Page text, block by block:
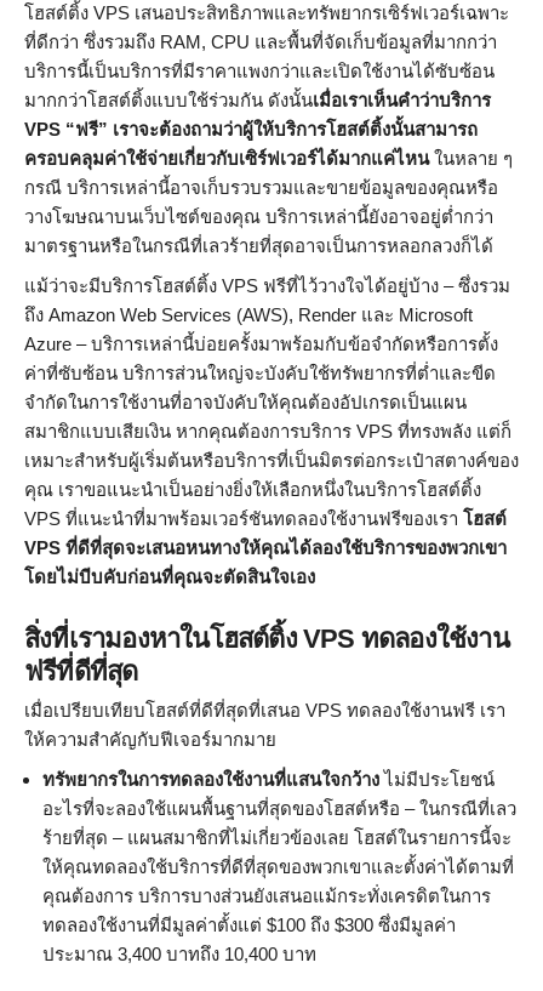
โฮสต์ติ้ง VPS เสนอประสิทธิภาพและทรัพยากรเซิร์ฟเวอร์เฉพาะ
ที่ดีกว่า ซึ่งรวมถึง RAM, CPU และพื้นที่จัดเก็บข้อมูลที่มากกว่า
บริการนี้เป็นบริการที่มีราคาแพงกว่าและเปิดใช้งานได้ซับซ้อน
มากกว่าโฮสต์ติ้งแบบใช้ร่วมกัน ดังนั้นเมื่อเราเห็นคำว่าบริการ
VPS “ฟรี” เราจะต้องถามว่าผู้ให้บริการโฮสต์ติ้งนั้นสามารถ
ครอบคลุมค่าใช้จ่ายเกี่ยวกับเซิร์ฟเวอร์ได้มากแค่ไหนในหลาย ๆ
กรณี บริการเหล่านี้อาจเก็บรวบรวมและขายข้อมูลของคุณหรือ
วางโฆษณาบนเว็บไซต์ของคุณ บริการเหล่านี้ยังอาจอยู่ต่ำกว่า
มาตรฐานหรือในกรณีที่เลวร้ายที่สุดอาจเป็นการหลอกลวงก็ได้
แม้ว่าจะมีบริการโฮสต์ติ้ง VPS ฟรีที่ไว้วางใจได้อยู่บ้าง – ซึ่งรวม
ถึง Amazon Web Services (AWS), Render และ Microsoft
Azure – บริการเหล่านี้บ่อยครั้งมาพร้อมกับข้อจำกัดหรือการตั้ง
ค่าที่ซับซ้อน บริการส่วนใหญ่จะบังคับใช้ทรัพยากรที่ต่ำและขีด
จำกัดในการใช้งานที่อาจบังคับให้คุณต้องอัปเกรดเป็นแผน
สมาชิกแบบเสียเงิน หากคุณต้องการบริการ VPS ที่ทรงพลัง แต่ก็
เหมาะสำหรับผู้เริ่มต้นหรือบริการที่เป็นมิตรต่อกระเป๋าสตางค์ของ
คุณ เราขอแนะนำเป็นอย่างยิ่งให้เลือกหนึ่งในบริการโฮสต์ติ้ง
VPS ที่แนะนำที่มาพร้อมเวอร์ชันทดลองใช้งานฟรีของเรา โฮสต์
VPS ที่ดีที่สุดจะเสนอหนทางให้คุณได้ลองใช้บริการของพวกเขา
โดยไม่บีบคับก่อนที่คุณจะตัดสินใจเอง
สิ่งที่เรามองหาในโฮสต์ติ้ง VPS ทดลองใช้งาน
ฟรีที่ดีที่สุด
เมื่อเปรียบเทียบโฮสต์ที่ดีที่สุดที่เสนอ VPS ทดลองใช้งานฟรี เรา
ให้ความสำคัญกับฟีเจอร์มากมาย
ทรัพยากรในการทดลองใช้งานที่แสนใจกว้างไม่มีประโยชน์
อะไรที่จะลองใช้แผนพื้นฐานที่สุดของโฮสต์หรือ – ในกรณีที่เลว
ร้ายที่สุด – แผนสมาชิกที่ไม่เกี่ยวข้องเลย โฮสต์ในรายการนี้จะ
ให้คุณทดลองใช้บริการที่ดีที่สุดของพวกเขาและตั้งค่าได้ตามที่
คุณต้องการ บริการบางส่วนยังเสนอแม้กระทั่งเครดิตในการ
ทดลองใช้งานที่มีมูลค่าตั้งแต่ $100 ถึง $300 ซึ่งมีมูลค่า
ประมาณ 3,400 บาทถึง 10,400 บาท